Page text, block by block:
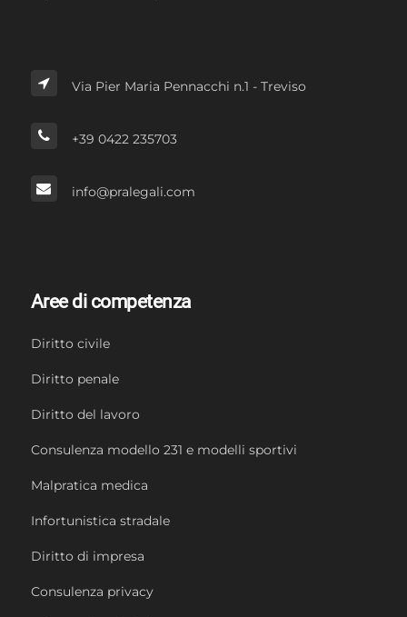
Via Pier Maria Pennacchi n.1 - Treviso
+39 0422 235703
info@pralegali.com
Aree di competenza
Diritto civile
Diritto penale
Diritto del lavoro
Consulenza modello 231 e modelli sportivi
Malpratica medica
Infortunistica stradale
Diritto di impresa
Consulenza privacy